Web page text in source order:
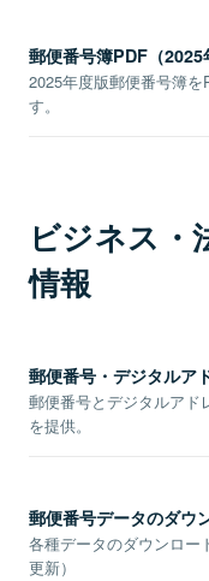
郵便番号簿PDF（2025
2025年度版郵便番号簿
す。
ビジネス・
情報
郵便番号・デジタルア
郵便番号とデジタルアド
を提供。
郵便番号データのダウ
各種データのダウンロー
更新）